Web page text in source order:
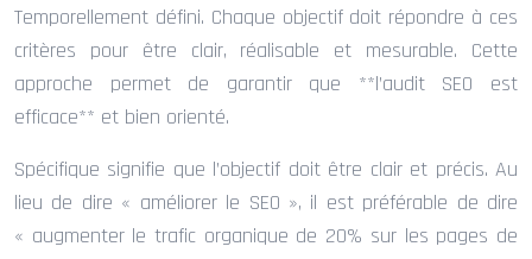
Temporellement défini. Chaque objectif doit répondre à ces
critères pour être clair, réalisable et mesurable. Cette
approche permet de garantir que **l’audit SEO est
efficace** et bien orienté.
Spécifique signifie que l’objectif doit être clair et précis. Au
lieu de dire « améliorer le SEO », il est préférable de dire
« augmenter le trafic organique de 20% sur les pages de